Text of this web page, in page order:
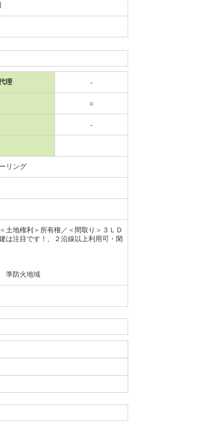
理 -
○
-
リング
地権利＞所有権／＜間取り＞３ＬＤ
は注目です！、２沿線以上利用可・閑
準防火地域